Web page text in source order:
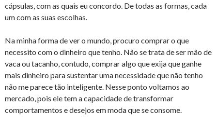
cápsulas, com as quais eu concordo. De todas as formas, cada
um com as suas escolhas.
Na minha forma de ver o mundo, procuro comprar o que
necessito com o dinheiro que tenho. Não se trata de ser mão de
vaca ou tacanho, contudo, comprar algo que exija que ganhe
mais dinheiro para sustentar uma necessidade que não tenho
não me parece tão inteligente. Nesse ponto voltamos ao
mercado, pois ele tem a capacidade de transformar
comportamentos e desejos em moda que se consome.